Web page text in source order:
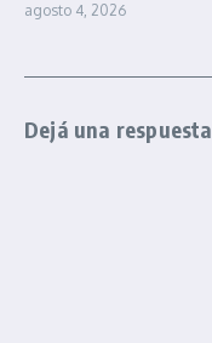
agosto 4, 2026
Dejá una respuesta